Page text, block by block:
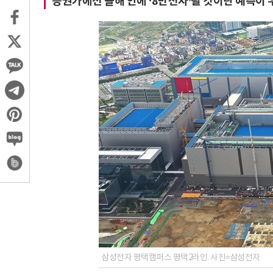
삼성전자 평택캠퍼스 평택2라인. 사진=삼성전자